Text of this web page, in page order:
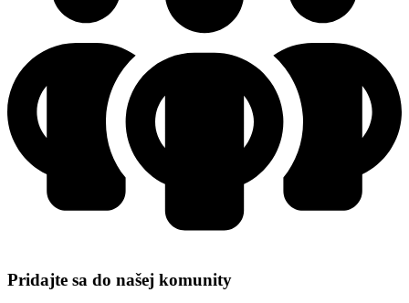
Pridajte sa do našej komunity